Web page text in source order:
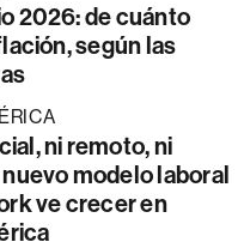
2026: de cuánto
según las
ni remoto, ni
modelo laboral
ve crecer en